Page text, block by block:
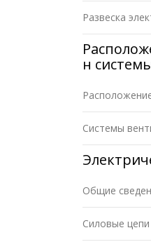
Развеска
н
Системы
Общие
Силовые цепи